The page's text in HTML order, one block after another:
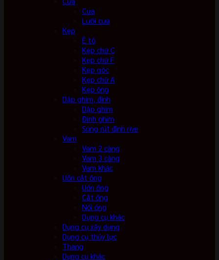
Cưa
Lưỡi cưa
Kẹp
Ê tô
Kẹp chữ C
Kẹp chữ F
Kẹp góc
Kẹp chữ A
Kẹp ống
Dập ghim, đinh
Dập ghim
Đinh ghim
Súng rút đinh rive
Vam
Vam 2 càng
Vam 3 càng
Vam khác
Uốn cắt ống
Uốn ống
Cắt ống
Nối ống
Dụng cụ khác
Dụng cụ xây dựng
Dụng cụ thủy lực
Thang
Dụng cụ khác